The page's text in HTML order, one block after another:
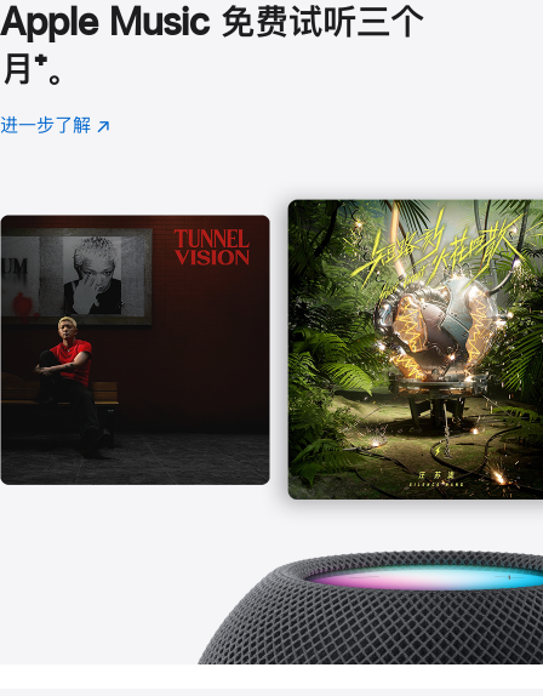
Apple Music 免费试听三个
月 脚
注
⁺。
进一步了解 Apple
(在
口
中
打
开)